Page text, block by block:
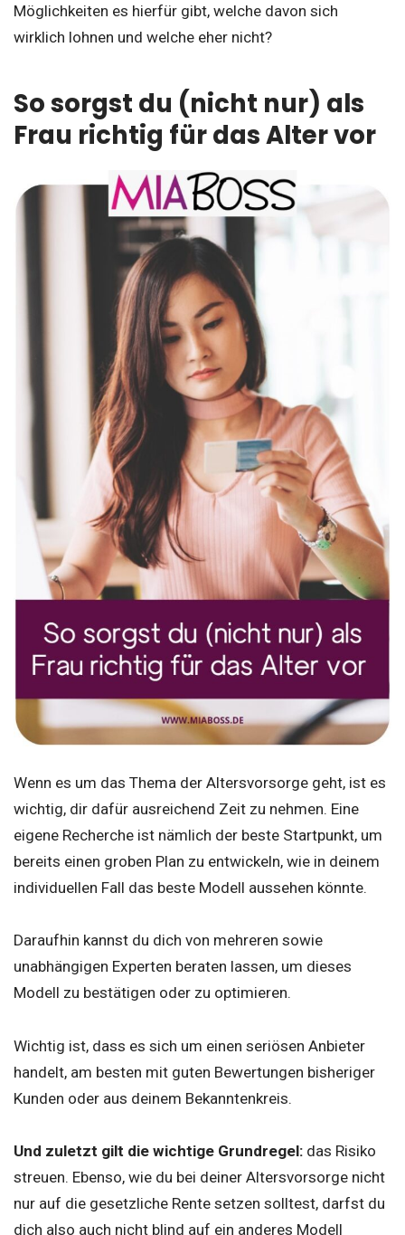
Möglichkeiten es hierfür gibt, welche davon sich
wirklich lohnen und welche eher nicht?
So sorgst du (nicht nur) als
Frau richtig für das Alter vor
Wenn es um das Thema der Altersvorsorge geht, ist es
wichtig, dir dafür ausreichend Zeit zu nehmen. Eine
eigene Recherche ist nämlich der beste Startpunkt, um
bereits einen groben Plan zu entwickeln, wie in deinem
individuellen Fall das beste Modell aussehen könnte.
Daraufhin kannst du dich von mehreren sowie
unabhängigen Experten beraten lassen, um dieses
Modell zu bestätigen oder zu optimieren.
Wichtig ist, dass es sich um einen seriösen Anbieter
handelt, am besten mit guten Bewertungen bisheriger
Kunden oder aus deinem Bekanntenkreis.
Und zuletzt gilt die wichtige Grundregel: das Risiko
streuen. Ebenso, wie du bei deiner Altersvorsorge nicht
nur auf die gesetzliche Rente setzen solltest, darfst du
dich also auch nicht blind auf ein anderes Modell